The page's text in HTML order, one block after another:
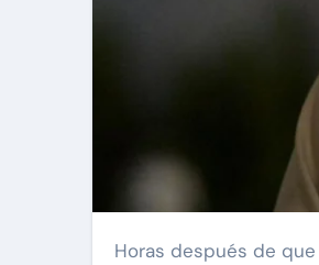
Horas después de que el director de la CIA, John Ratcliffe, visitara La Habana, se divulgó la noticia de